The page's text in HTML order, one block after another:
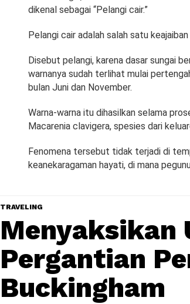
dikenal sebagai “Pelangi cair.”
Pelangi cair adalah salah satu
Disebut pelangi, karena dasar sungai
warnanya sudah terlihat mulai
bulan Juni dan November.
Warna-warna itu dihasilkan selama
Macarenia clavigera, spesies dari
Fenomena tersebut tidak terjadi di
keanekaragaman hayati, di mana
TRAVELING
Menyaksikan
Pergantian
Buckingham